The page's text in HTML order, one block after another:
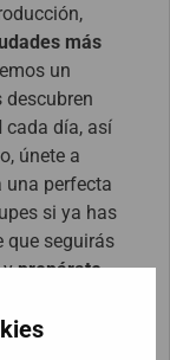
más
un
descubren
cada día, así
únete a
una perfecta
si ya has
que seguirás
yprepárate
atracciones